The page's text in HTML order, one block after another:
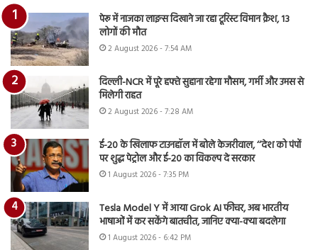
पेरू में नाजका लाइन्स दिखाने जा रहा टूरिस्ट विमान क्रैश, 13
लोगों की मौत
2 August 2026 - 7:54 AM
दिल्ली-NCR में पूरे हफ्ते सुहाना रहेगा मौसम, गर्मी और उमस से
मिलेगी राहत
2 August 2026 - 7:28 AM
ई-20 के खिलाफ टाउनहॉल में बोले केजरीवाल, ‘‘देश को पंपों
पर शुद्ध पेट्रोल और ई-20 का विकल्प दे सरकार
1 August 2026 - 7:35 PM
Tesla Model Y में आया Grok AI फीचर, अब भारतीय
भाषाओं में कर सकेंगे बातचीत, जानिए क्या-क्या बदलेगा
1 August 2026 - 6:42 PM